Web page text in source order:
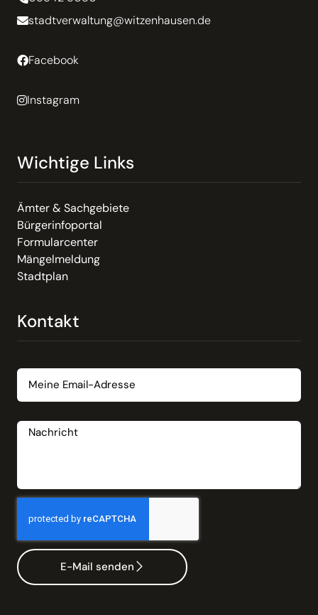
stadtverwaltung@witzenhausen.de
Facebook
Instagram
Wichtige Links
Ämter & Sachgebiete
Bürgerinfoportal
Formularcenter
Mängelmeldung
Stadtplan
Kontakt
E-Mail senden